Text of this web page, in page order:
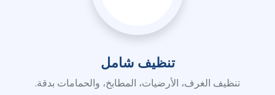
تنظيف شامل
تنظيف الغرف، الأرضيات، المطابخ، والحمامات بدقة.